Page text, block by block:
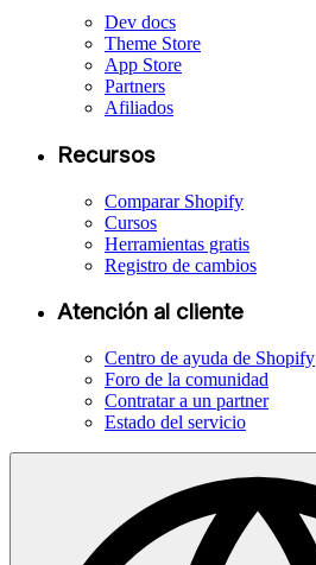
Dev docs
Theme Store
App Store
Partners
Afiliados
Recursos
Comparar Shopify
Cursos
Herramientas gratis
Registro de cambios
Atención al cliente
Centro de ayuda de Shopify
Foro de la comunidad
Contratar a un partner
Estado del servicio